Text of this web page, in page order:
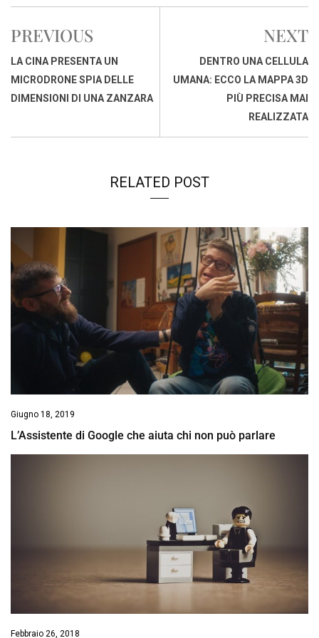
c
b
o
o
k
a
s
A
p
p
n
d
I
n
r
s
a
p
n
i
PREVIOUS
LA CINA PRESENTA UN
MICRODRONE SPIA DELLE
DIMENSIONI DI UNA ZANZARA
NEXT
DENTRO UNA CELLULA
UMANA: ECCO LA MAPPA 3D
PIÙ PRECISA MAI
REALIZZATA
RELATED POST
Giugno 18, 2019
L’Assistente di Google che aiuta chi non può parlare
Febbraio 26, 2018